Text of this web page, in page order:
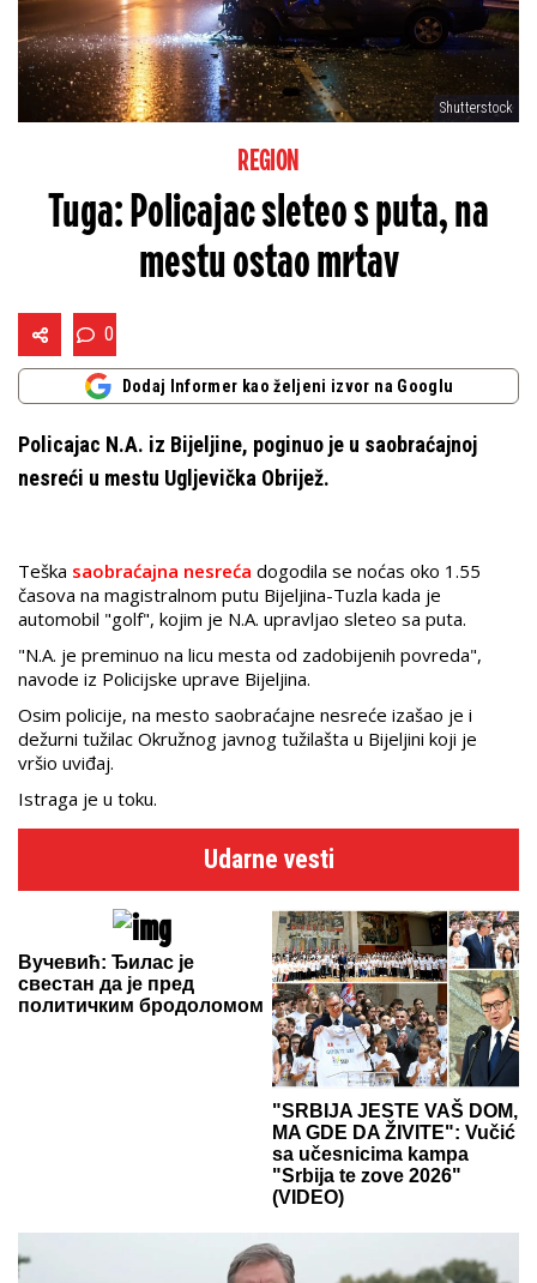
Shutterstock
REGION
Tuga: Policajac sleteo s puta, na
mestu ostao mrtav
0
Dodaj Informer kao željeni izvor na Googlu
Policajac N.A. iz Bijeljine, poginuo je u saobraćajnoj
nesreći u mestu Ugljevička Obrijež.
Teška saobraćajna nesreća dogodila se noćas oko 1.55
časova na magistralnom putu Bijeljina-Tuzla kada je
automobil "golf", kojim je N.A. upravljao sleteo sa puta.
"N.A. je preminuo na licu mesta od zadobijenih povreda",
navode iz Policijske uprave Bijeljina.
Osim policije, na mesto saobraćajne nesreće izašao je i
dežurni tužilac Okružnog javnog tužilašta u Bijeljini koji je
vršio uviđaj.
Istraga je u toku.
Udarne vesti
Вучевић: Ђилас је
свестан да је пред
политичким бродоломом
"SRBIJA JESTE VAŠ DOM,
MA GDE DA ŽIVITE": Vučić
sa učesnicima kampa
"Srbija te zove 2026"
(VIDEO)